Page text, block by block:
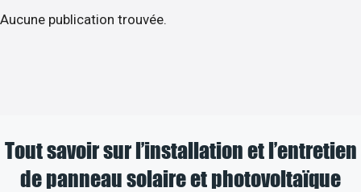
Aucune publication trouvée.
Tout savoir sur l’installation et l’entretien
de panneau solaire et photovoltaïque